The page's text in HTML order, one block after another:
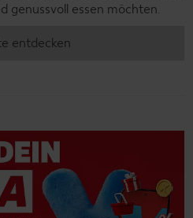
genussvoll essen möchten.
entdecken